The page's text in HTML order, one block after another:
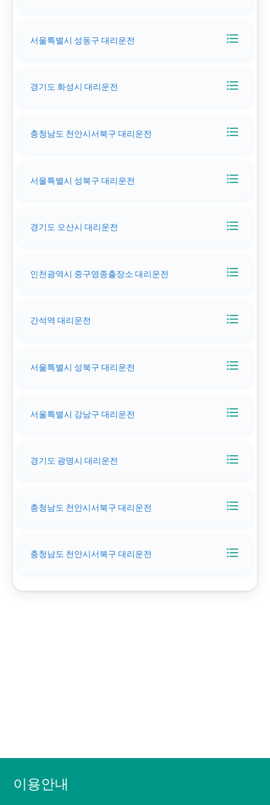
서울특별시 성동구 대리운전 format_list_bulleted
경기도 화성시 대리운전 format_list_bulleted
충청남도 천안시서북구 대리운전 format_list_bulleted
서울특별시 성북구 대리운전 format_list_bulleted
경기도 오산시 대리운전 format_list_bulleted
인천광역시 중구영종출장소 대리운전 format_list_bulleted
간석역 대리운전 format_list_bulleted
서울특별시 성북구 대리운전 format_list_bulleted
서울특별시 강남구 대리운전 format_list_bulleted
경기도 광명시 대리운전 format_list_bulleted
충청남도 천안시서북구 대리운전 format_list_bulleted
충청남도 천안시서북구 대리운전 format_list_bulleted
이용안내